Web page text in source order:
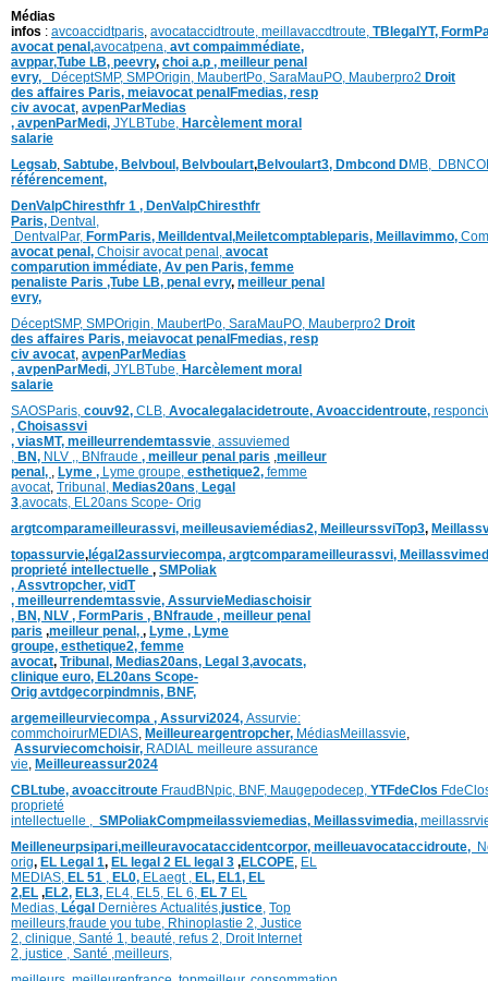
Médias
infos : avcoaccidtparis, avocataccidtroute, meillavaccdtroute, TBlegalYT,
avocat penal,avocatpena, avt compaimmédiate,
avppar,Tube LB, peevry, choi a.p , meilleur penal
evry,
DéceptSMP, SMPOrigin, MaubertPo, SaraMauPO, Mauberpro2 Droit
des affaires Paris, meiavocat penalFmedias, resp
civ avocat, avpenParMedias
, avpenParMedi, JYLBTube, Harcèlement moral
salarie
Legsab, Sabtube, Belvboul, Belvboulart,Belvoulart3, Dmbcond DMB,
référencement,
DenValpChiresthfr 1 , DenValpChiresthfr
Paris, Dentval,
DentvalPar, FormParis, Meilldentval ,Meiletcomptableparis, Meillavimmo,
avocat penal, Choisir avocat penal, avocat
comparution immédiate, Av pen Paris, femme
penaliste Paris ,Tube LB, penal evry, meilleur penal
evry,
DéceptSMP, SMPOrigin, MaubertPo, SaraMauPO, Mauberpro2 Droit
des affaires Paris, meiavocat penalFmedias, resp
civ avocat, avpenParMedias
, avpenParMedi, JYLBTube, Harcèlement moral
salarie
SAOSParis, couv92, CLB, Avocalegalacidetroute, Avoaccidentroute,
, Choisassvi
, viasMT, meilleurrendemtassvie, assuviemed
, BN, NLV ,, BNfraude , meilleur penal paris ,meilleur
penal, , Lyme , Lyme groupe, esthetique2, femme
avocat, Tribunal, Medias20ans, Legal
3,avocats, EL20ans Scope- Orig
argtcomparameilleurassvi, meilleusaviemédias2, MeilleurssviTop3,
topassurvie, légal2assurviecompa, argtcomparameilleurassvi,
proprieté intellectuelle , SMPoliak
, Assvtropcher, vidT
, meilleurrendemtassvie, AssurvieMediaschoisir
, BN, NLV , FormParis , BNfraude , meilleur penal
paris ,meilleur penal, , Lyme , Lyme
groupe, esthetique2, femme
avocat, Tribunal, Medias20ans, Legal 3,avocats,
clinique euro, EL20ans Scope-
Orig avtdgecorpindmnis, BNF,
argemeilleurviecompa , Assurvi2024, Assurvie:
commchoirurMEDIAS, Meilleureargentropcher, MédiasMeillassvie,
Assurviecomchoisir, RADIAL meilleure assurance
vie, Meilleureassur2024
CBLtube, avoaccitroute FraudBNpic, BNF, Maugepodecep, YTFdeClos
proprieté
intellectuelle , SMPoliakCompmeilassviemedias, Meillassvimedia,
Meilleneurpsipari,meilleuravocataccidentcorpor, meilleuavocataccidroute,
orig, EL Legal 1, EL legal 2 EL legal 3 ,ELCOPE, EL
MEDIAS, EL 51 , EL0, ELaegt , EL, EL1, EL
2,EL ,EL2, EL3, EL4, EL5, EL 6, EL 7 EL
Medias, Légal Dernières Actualités,justice, Top
meilleurs,fraude you tube, Rhinoplastie 2, Justice
2, clinique, Santé 1, beauté, refus 2, Droit Internet
2, justice , Santé ,meilleurs,